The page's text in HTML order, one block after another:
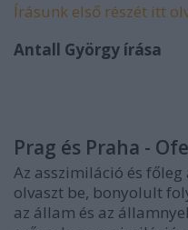
Írásunk első részét itt
Antall György írása
Prag és Praha -
Az asszimiláció és főleg
olvaszt be, bonyolult
az állam és az